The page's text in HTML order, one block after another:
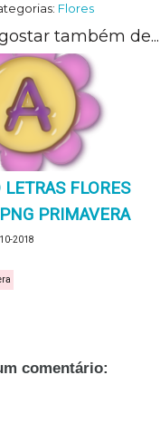
Flores
também de...
LETRAS FLORES
PRIMAVERA
2018
comentário: